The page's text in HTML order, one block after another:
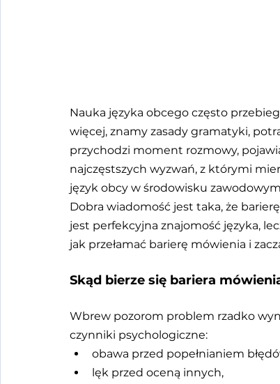
Nauka języka obcego często
więcej, znamy zasady gramatyki,
przychodzi moment rozmowy,
najczęstszych wyzwań, z którymi
język obcy w środowisku
Dobra wiadomość jest taka, że
jest perfekcyjna znajomość języka,
jak przełamać barierę mówienia i
Skąd bierze się bariera
Wbrew pozorom problem rzadko
czynniki psychologiczne:
obawa przed popełnianiem
lęk przed oceną innych,